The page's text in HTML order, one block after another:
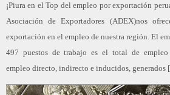
¡Piura en el Top del empleo por exportación
Asociación de Exportadores (ADEX)nos
exportación en el empleo de nuestra región. El
497 puestos de trabajo es el total de empleo
empleo directo, indirecto e inducidos,